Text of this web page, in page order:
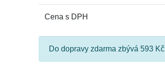
Cena s DPH
Do dopravy zdarma zbývá 593 Kč